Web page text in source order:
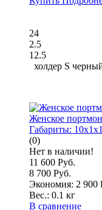
24
2.5
12.5
холдер S
Женское
Габариты:
(0)
Нет в наличии!
11 600 Руб.
8 700 Руб.
Экономия: 2 900
Вес.: 0.1 кг
В сравнение